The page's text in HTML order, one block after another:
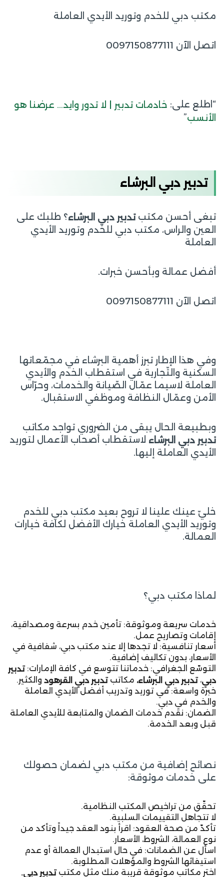
مكتب دبي للخدم وتوريد الأيدي العاملة
اتصل الآن 0097150877111
“اطلع على: خادمات تدبير | لا تدور وايد… عرضنا هو
الأنسب”
تدبير دبي البرشاء
تبغى أحسن مكتبتدبير دبي البرشاء؟ طلبك على
العين والراس، مكتب دبي للخدم وتوريد الأيدي
العاملة
أفضل عمالة وبأحسن خبرات.
اتصل الآن 0097150877111
وفي هذا الإطار تبرز أهمية البرشاء في مجمّعاتها
السكنية والتّجارية في استقطاب الخدم والأيدي
العاملة لاسيما عمّال الصّيانة والخدمات، وحرّاس
الأمن وعمّال النظافة وموظفي الاستقبال.
وبطبيعة الحال يبقى من الضروري تواجد مكاتب
تدبير دبي البرشاء لاستقطاب أصحاب الأعمال لتوريد
الأيدي العاملة إليها.
خليّ عينك علينا لا تروح بعيد مكتب دبي للخدم
وتوريد الأيدي العاملة خيارك الأفضل لكافة خيارات
العمالة.
لماذا مكتب دبي؟
خدمات سريعة وموثوقة: تأمين خدم بسرعة ومصداقية،
إقامات وتصاريح عمل.
أسعار تنافسية: لا تجدها إلا عند مكتب دبي، شفافية في
الأسعار، بدون تكاليف إضافية.
التوسّع الجغرافي: خدماتنا تتوسع في كافة الإمارات:تدبير
دبي،تدبير دبي البرشاء، مكاتب تدبير دبي القرهود والكثير.
خبرة واسعة: في توريد وتدريب أفضل الأيدي العاملة
والخدم في دبي.
الضمان: نقدم خدمات الضمان والمتابعة للأيدي العاملة
قبل وبعد الخدمة.
نصائح إضافية من مكتب دبي لضمان حصولك
على خدمات موثوقة:
تحقّق من تراخيص المكتب النظامية.
لا تتجاهل التقييمات السلبية.
تأكدّ من صحة العقود: اقرأ بنود العقد جيداً وتأكد من
نوع العمالة، الشروط، الأسعار.
اسأل عن الضمانات: في حال استبدال العمالة أو عدم
استيفائها الشروط والمؤهلات المطلوبة.
اختر مكاتب موثوقة قريبة منك مثل مكتبتدبير دبي.